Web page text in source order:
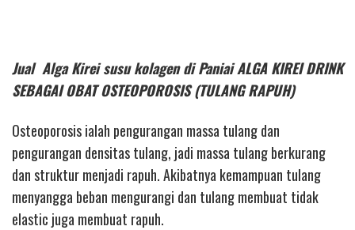
Jual Alga Kirei susu kolagen di Paniai ALGA KIREI DRINK
SEBAGAI OBAT OSTEOPOROSIS (TULANG RAPUH)
Osteoporosis ialah pengurangan massa tulang dan
pengurangan densitas tulang, jadi massa tulang berkurang
dan struktur menjadi rapuh. Akibatnya kemampuan tulang
menyangga beban mengurangi dan tulang membuat tidak
elastic juga membuat rapuh.